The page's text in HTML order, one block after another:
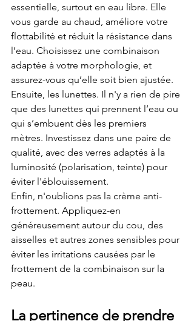
essentielle, surtout en eau libre. Elle
vous garde au chaud, améliore votre
flottabilité et réduit la résistance dans
l’eau. Choisissez une combinaison
adaptée à votre morphologie, et
assurez-vous qu’elle soit bien ajustée.
Ensuite, les lunettes. Il n'y a rien de pire
que des lunettes qui prennent l’eau ou
qui s’embuent dès les premiers
mètres. Investissez dans une paire de
qualité, avec des verres adaptés à la
luminosité (polarisation, teinte) pour
éviter l'éblouissement.
Enfin, n'oublions pas la crème anti-
frottement. Appliquez-en
généreusement autour du cou, des
aisselles et autres zones sensibles pour
éviter les irritations causées par le
frottement de la combinaison sur la
peau.
La pertinence de prendre